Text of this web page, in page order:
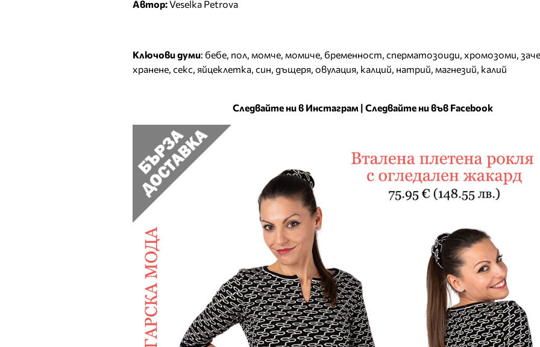
Автор:Veselka Petrova
Ключови думи: бебе пол момче момиче бременност сперматозоиди хромозоми
хранене секс яйцеклетка син дъщеря овулация калций натрий магнезий калий
Следвайте ни в Инстаграм | Следвайте ни във Facebook